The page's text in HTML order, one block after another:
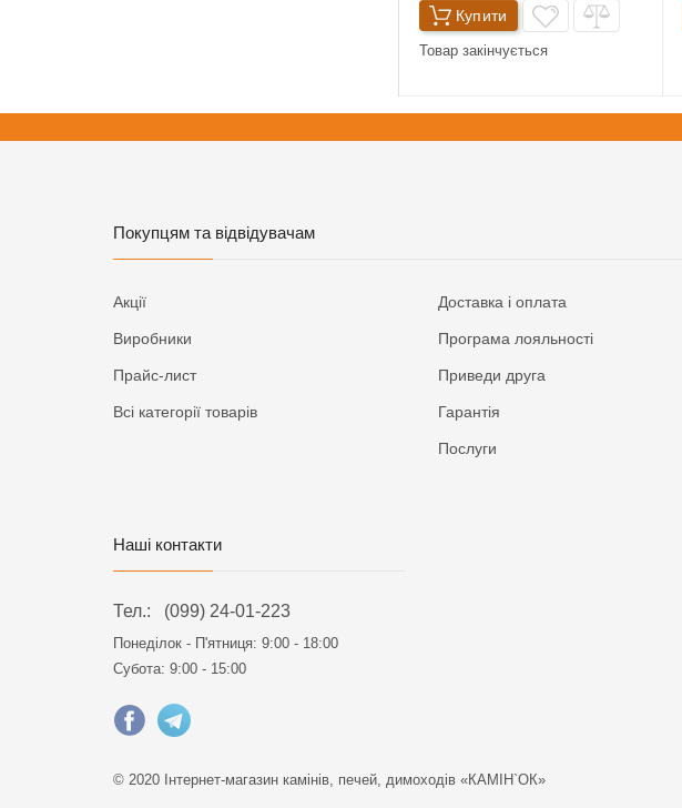
Купити
Товар закінчується
Покупцям та відвідувачам
Акції
Виробники
Прайс-лист
Всі категорії товарів
Доставка і оплата
Програма лояльності
Приведи друга
Гарантія
Послуги
Наші контакти
Тел.: (099) 24-01-223
Понеділок - П'ятниця: 9:00 - 18:00
Субота: 9:00 - 15:00
© 2020 Інтернет-магазин камінів, печей, димоходів «КАМІН`ОК»